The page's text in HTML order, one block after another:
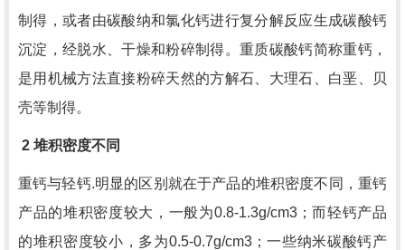
制得，或者由碳酸纳和氯化钙进行复分解反应生成碳酸钙
沉淀，经脱水、干燥和粉碎制得。重质碳酸钙简称重钙，
是用机械方法直接粉碎天然的方解石、大理石、白垩、贝
壳等制得。
2 堆积密度不同
重钙与轻钙.明显的区别就在于产品的堆积密度不同，重钙
产品的堆积密度较大，一般为0.8-1.3g/cm3；而轻钙产品
的堆积密度较小，多为0.5-0.7g/cm3；一些纳米碳酸钙产